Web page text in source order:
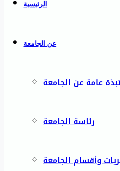
الرئيسية
عن الجامعة
نبذة عامة عن الجامعة
رئاسة الجامعة
وأقسام الجامعة